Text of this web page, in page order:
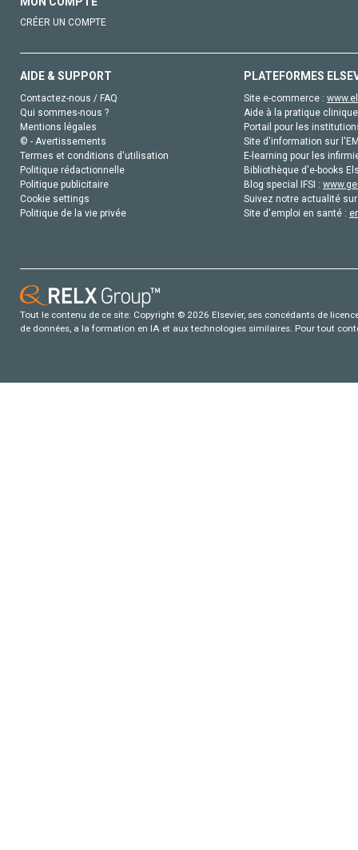
CRÉER UN COMPTE
AIDE & SUPPORT
Contactez-nous / FAQ
Qui sommes-nous ?
Mentions légales
© - Avertissements
Termes et conditions d'utilisation
Politique rédactionnelle
Politique publicitaire
Cookie settings
Politique de la vie privée
PLATEFORMES
Site e-commerce :
Aide à la pratique
Portail pour les
Site d'information sur
E-learning pour les
Bibliothèque d'e-books
Blog special IFSI :
Suivez notre actualité
Site d'emploi en santé :
Tout le contenu de ce site: Copyright © 2026 Elsevier, ses concédants de
de données, a la formation en IA et aux technologies similaires. Pour tout